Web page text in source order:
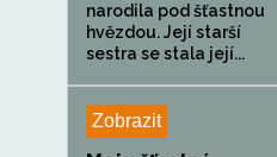
narodila pod šťastnou
hvězdou. Její starší
sestra se stala její...
Zobrazit